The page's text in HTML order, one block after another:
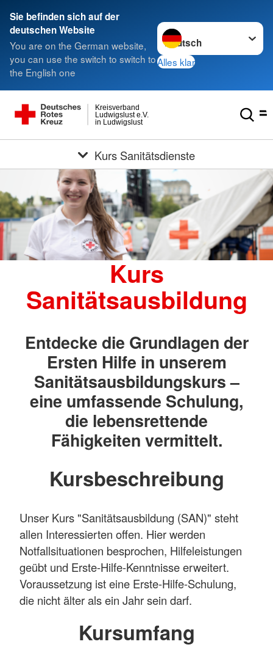
Sie befinden sich auf der
deutschen Website
You are on the German website,
you can use the switch to switch to
the English one
Sprache wechseln zu
Alles klar
in Ludwigslust
Ludwigslust e.V.
Kreisverband
Kurs Sanitätsdienste
Kurs
Sanitätsausbildung
Entdecke die Grundlagen der
Ersten Hilfe in unserem
Sanitätsausbildungskurs –
eine umfassende Schulung,
die lebensrettende
Fähigkeiten vermittelt.
Kursbeschreibung
Unser Kurs "Sanitätsausbildung (SAN)" steht
allen Interessierten offen. Hier werden
Notfallsituationen besprochen, Hilfeleistungen
geübt und Erste-Hilfe-Kenntnisse erweitert.
Voraussetzung ist eine Erste-Hilfe-Schulung,
die nicht älter als ein Jahr sein darf.
Kursumfang